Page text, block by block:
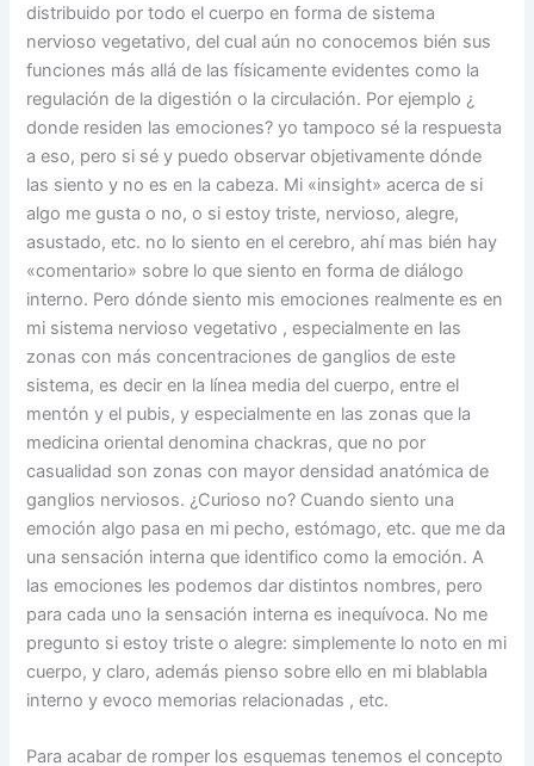
distribuido por todo el cuerpo en forma de sistema
nervioso vegetativo, del cual aún no conocemos bién sus
funciones más allá de las físicamente evidentes como la
regulación de la digestión o la circulación. Por ejemplo ¿
donde residen las emociones? yo tampoco sé la respuesta
a eso, pero si sé y puedo observar objetivamente dónde
las siento y no es en la cabeza. Mi «insight» acerca de si
algo me gusta o no, o si estoy triste, nervioso, alegre,
asustado, etc. no lo siento en el cerebro, ahí mas bién hay
«comentario» sobre lo que siento en forma de diálogo
interno. Pero dónde siento mis emociones realmente es en
mi sistema nervioso vegetativo , especialmente en las
zonas con más concentraciones de ganglios de este
sistema, es decir en la línea media del cuerpo, entre el
mentón y el pubis, y especialmente en las zonas que la
medicina oriental denomina chackras, que no por
casualidad son zonas con mayor densidad anatómica de
ganglios nerviosos. ¿Curioso no? Cuando siento una
emoción algo pasa en mi pecho, estómago, etc. que me da
una sensación interna que identifico como la emoción. A
las emociones les podemos dar distintos nombres, pero
para cada uno la sensación interna es inequívoca. No me
pregunto si estoy triste o alegre: simplemente lo noto en mi
cuerpo, y claro, además pienso sobre ello en mi blablabla
interno y evoco memorias relacionadas , etc.
Para acabar de romper los esquemas tenemos el concepto